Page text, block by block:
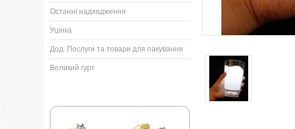
Останні надходження
Уцінка
Дод. Послуги та товари для пакування
Великий гурт